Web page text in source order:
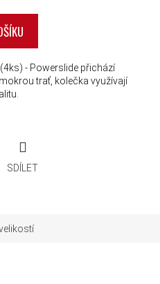
- Powerslide přichází
trať, kolečka využívají
SDÍLET